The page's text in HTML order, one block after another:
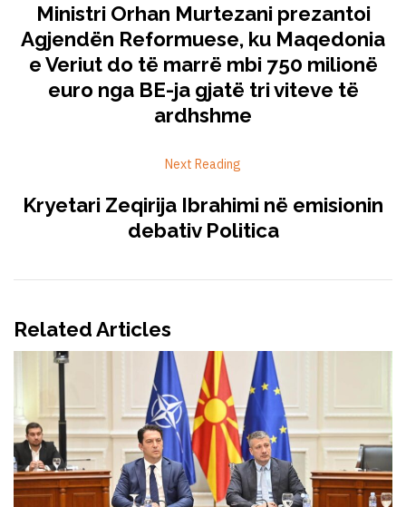
Ministri Orhan Murtezani prezantoi
Agjendën Reformuese, ku Maqedonia
e Veriut do të marrë mbi 750 milionë
euro nga BE-ja gjatë tri viteve të
ardhshme
Next Reading
Kryetari Zeqirija Ibrahimi në emisionin
debativ Politica
Related Articles